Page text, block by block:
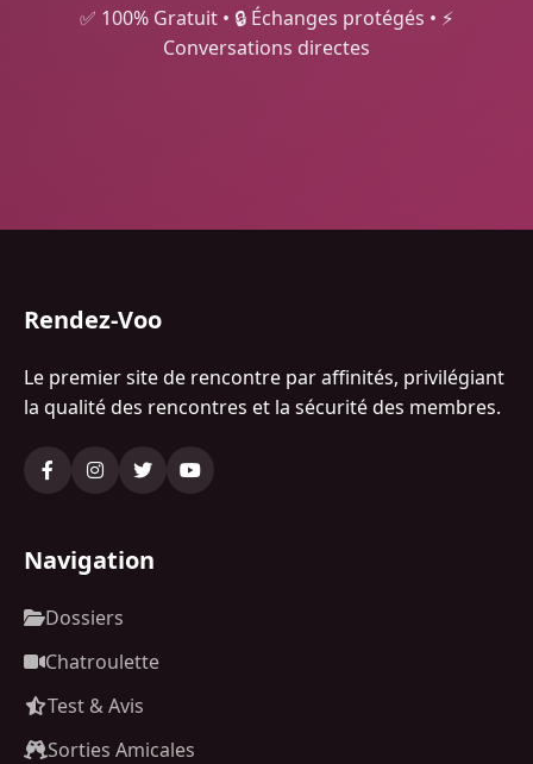
✅ 100% Gratuit • 🔒 Échanges protégés • ⚡
Conversations directes
Rendez-Voo
Le premier site de rencontre par affinités, privilégiant
la qualité des rencontres et la sécurité des membres.
Navigation
Dossiers
Chatroulette
Test & Avis
Sorties Amicales